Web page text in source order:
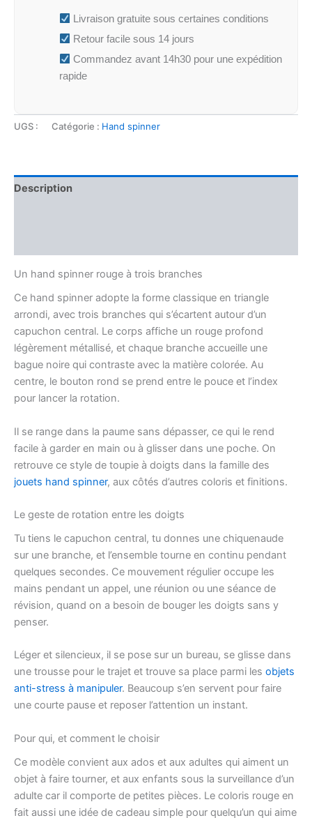
Livraison gratuite sous certaines conditions
Retour facile sous 14 jours
Commandez avant 14h30 pour une expédition
rapide
UGS : Catégorie : Hand spinner
Description
Un hand spinner rouge à trois branches
Ce hand spinner adopte la forme classique en triangle
arrondi, avec trois branches qui s’écartent autour d’un
capuchon central. Le corps affiche un rouge profond
légèrement métallisé, et chaque branche accueille une
bague noire qui contraste avec la matière colorée. Au
centre, le bouton rond se prend entre le pouce et l’index
pour lancer la rotation.
Il se range dans la paume sans dépasser, ce qui le rend
facile à garder en main ou à glisser dans une poche. On
retrouve ce style de toupie à doigts dans la famille des
jouets hand spinner, aux côtés d’autres coloris et finitions.
Le geste de rotation entre les doigts
Tu tiens le capuchon central, tu donnes une chiquenaude
sur une branche, et l’ensemble tourne en continu pendant
quelques secondes. Ce mouvement régulier occupe les
mains pendant un appel, une réunion ou une séance de
révision, quand on a besoin de bouger les doigts sans y
penser.
Léger et silencieux, il se pose sur un bureau, se glisse dans
une trousse pour le trajet et trouve sa place parmi les objets
anti-stress à manipuler. Beaucoup s’en servent pour faire
une courte pause et reposer l’attention un instant.
Pour qui, et comment le choisir
Ce modèle convient aux ados et aux adultes qui aiment un
objet à faire tourner, et aux enfants sous la surveillance d’un
adulte car il comporte de petites pièces. Le coloris rouge en
fait aussi une idée de cadeau simple pour quelqu’un qui aime